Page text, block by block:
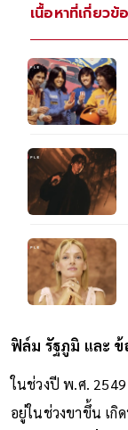
เนื้อหาที่เกี่ยวข้
ฟิล์ม รัฐภูมิ และ ข้
ในช่วงปี พ.ศ.
อยู่ในช่วงขาขึ้น เกิ